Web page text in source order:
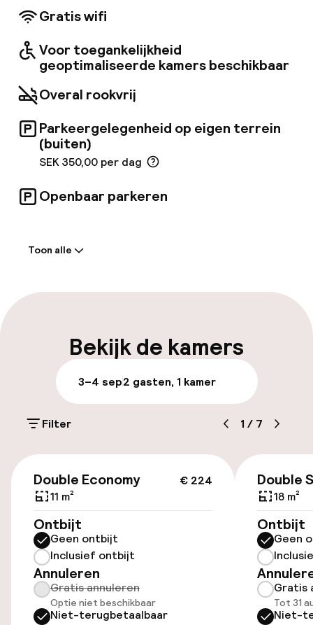
Gratis wifi
Voor toegankelijkheid
geoptimaliseerde kamers beschikbaar
Overal rookvrij
Parkeergelegenheid op eigen terrein
(buiten)
SEK 350,00 per dag
Openbaar parkeren
Meertalige medewerkers
Parkeren & mobiliteit
Parkeergelegenheid op eigen terrein
(buiten)
Openbaar parkeren
Toegankelijkheid
Lift
Voor toegankelijkheid
geoptimaliseerde kamers beschikbaar
Toon alle
Bekijk de kamers
3–4 sep2 gasten, 1 kamer
Filter 1 / 7
€ 224
Double Economy
11 m²
Ontbijt
Geen ontbijt
Inclusief ontbijt
Annuleren
Gratis annuleren
Optie niet beschikbaar
Niet-terugbetaalbaar
Double
18 m²
Ontbijt
Geen
Gratis
Tot 31
Niet-